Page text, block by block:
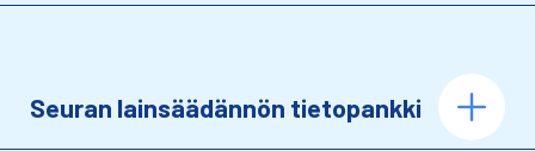
Seuran lainsäädännön tietopankki